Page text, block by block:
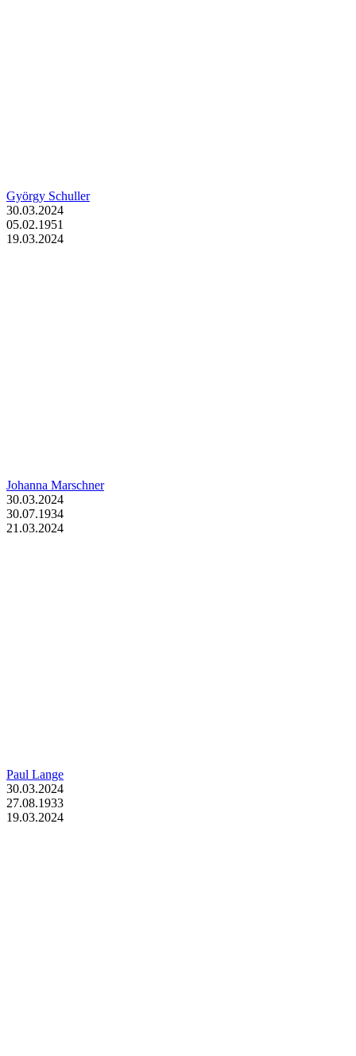
György Schuller
30.03.2024
05.02.1951
19.03.2024
Johanna Marschner
30.03.2024
30.07.1934
21.03.2024
Paul Lange
30.03.2024
27.08.1933
19.03.2024